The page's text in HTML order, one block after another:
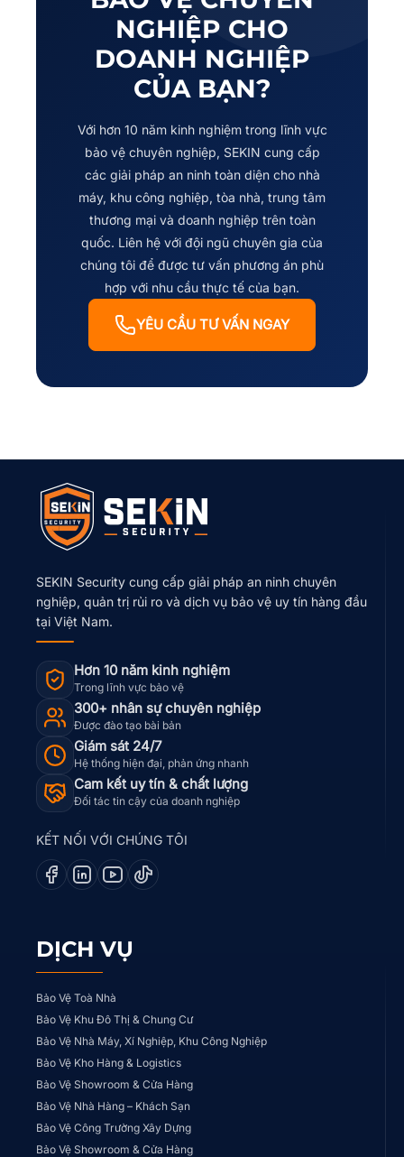
NGHIỆP CHO
DOANH NGHIỆP
CỦA BẠN?
Với hơn 10 năm kinh nghiệm trong lĩnh vực
bảo vệ chuyên nghiệp, SEKIN cung cấp
các giải pháp an ninh toàn diện cho nhà
máy, khu công nghiệp, tòa nhà, trung tâm
thương mại và doanh nghiệp trên toàn
quốc. Liên hệ với đội ngũ chuyên gia của
chúng tôi để được tư vấn phương án phù
hợp với nhu cầu thực tế của bạn.
YÊU CẦU TƯ VẤN NGAY
SEKIN Security cung cấp giải pháp an ninh chuyên
nghiệp, quản trị rủi ro và dịch vụ bảo vệ uy tín hàng đầu
tại Việt Nam.
Hơn 10 năm kinh nghiệm
Trong lĩnh vực bảo vệ
300+ nhân sự chuyên nghiệp
Được đào tạo bài bản
Giám sát 24/7
Hệ thống hiện đại, phản ứng nhanh
Cam kết uy tín & chất lượng
Đối tác tin cậy của doanh nghiệp
KẾT NỐI VỚI CHÚNG TÔI
DỊCH VỤ
Bảo Vệ Toà Nhà
Bảo Vệ Khu Đô Thị & Chung Cư
Bảo Vệ Nhà Máy, Xí Nghiệp, Khu Công Nghiệp
Bảo Vệ Kho Hàng & Logistics
Bảo Vệ Showroom & Cửa Hàng
Bảo Vệ Nhà Hàng – Khách Sạn
Bảo Vệ Công Trường Xây Dựng
Bảo Vệ Showroom & Cửa Hàng